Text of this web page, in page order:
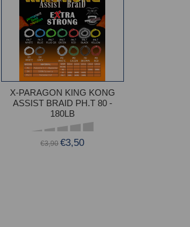
X-PARAGON KING KONG
ASSIST BRAID PH.T 80 -
180LB
€3,90 €3,50